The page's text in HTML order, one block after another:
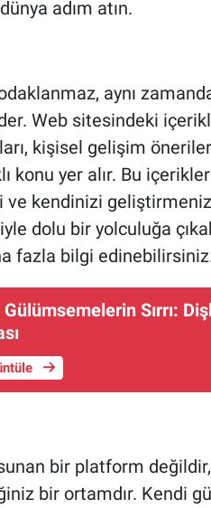
adım atın.
aynı
Web sitesindeki
kişisel gelişim
konu yer alır. Bu
ve kendinizi
dolu bir yolculuğa
fazla bilgi
Sırrı:
bir platform
bir ortamdır. Kendi